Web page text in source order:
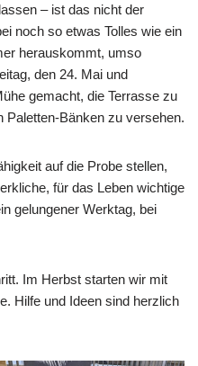
– ist das nicht der
noch so etwas Tolles wie ein
herauskommt, umso
den 24. Mai und
gemacht, die Terrasse zu
Paletten-Bänken zu versehen.
auf die Probe stellen,
für das Leben wichtige
gelungener Werktag, bei
Im Herbst starten wir mit
Hilfe und Ideen sind herzlich